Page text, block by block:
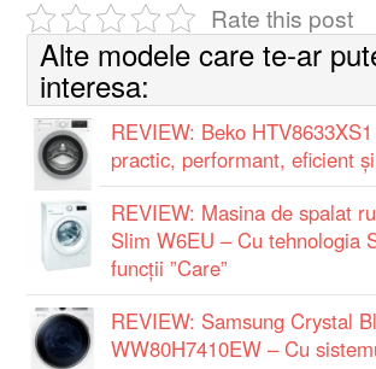
Rate this post
Alte modele care te-ar
interesa:
REVIEW: Beko
practic, performant, eficient
REVIEW: Masina de spalat
Slim W6EU – Cu tehnologia
funcții ”Care”
REVIEW: Samsung Crystal
WW80H7410EW – Cu